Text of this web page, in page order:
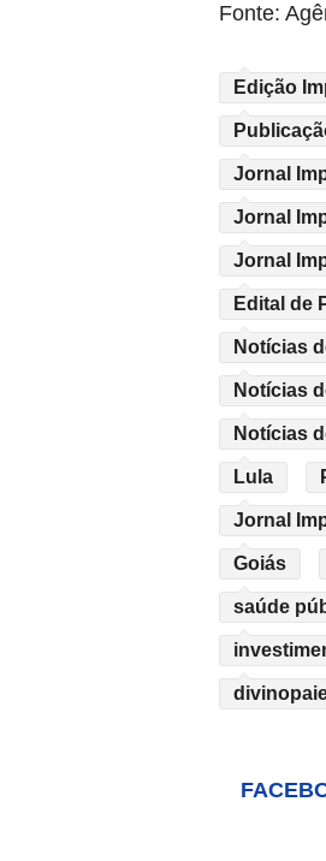
Fonte:
Edição
Jornal
Jornal
Jornal
Edital de
Notícias
Notícias
Notícias
Lula
Jornal
Goiás
saúde